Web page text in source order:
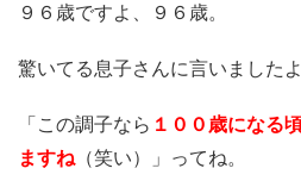
９６歳ですよ、９６歳。
驚いてる息子さんに言いましたよ
「この調子なら １００歳になる
ますね （笑い）」ってね。